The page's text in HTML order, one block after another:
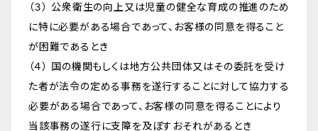
（３） 公衆衛生の向上又は児童の健全な育成の推進のため
に特に必要がある場合であって、お客様の同意を得ること
が困難であるとき
（４） 国の機関もしくは地方公共団体又はその委託を受け
た者が法令の定める事務を遂行することに対して協力する
必要がある場合であって、お客様の同意を得ることにより
当該事務の遂行に支障を及ぼすおそれがあるとき